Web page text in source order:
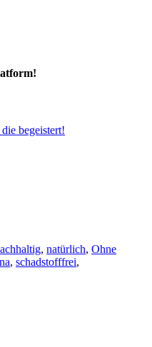
begeistert!
, natürlich, Ohne
, schadstofffrei,